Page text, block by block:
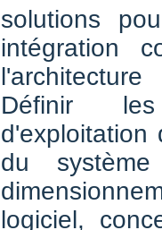
solutions
intégration
Définir les
d'exploitation
du
logiciel,